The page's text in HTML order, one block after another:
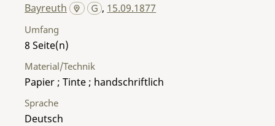
Bayreuth , 15.09.1877
Umfang
8
Material/Technik
Papier ; Tinte ; handschriftlich
Sprache
Deutsch